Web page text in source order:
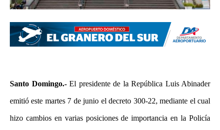
Santo Domingo.- El presidente de la República Luis Abinader
emitió este martes 7 de junio el decreto 300-22, mediante el cual
hizo cambios en varias posiciones de importancia en la Policía